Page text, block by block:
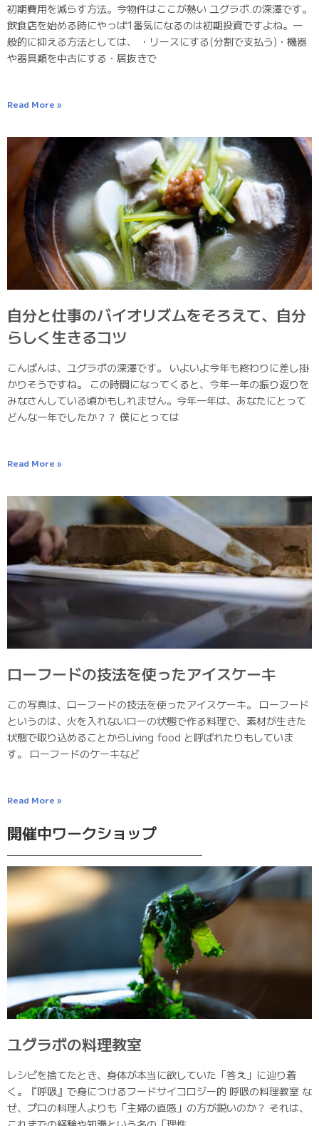
初期費用を減らす方法。今物件はここが熱い ユグラボ.の深澤です。
飲食店を始める時にやっぱ1番気になるのは初期投資ですよね。一
般的に抑える方法としては、 ・リースにする(分割で支払う)・機器
や器具類を中古にする・居抜きで
Read More »
自分と仕事のバイオリズムをそろえて、自分
らしく生きるコツ
こんばんは、ユグラボの深澤です。 いよいよ今年も終わりに差し掛
かりそうですね。 この時間になってくると、今年一年の振り返りを
みなさんしている頃かもしれません。今年一年は、あなたにとって
どんな一年でしたか？？ 僕にとっては
Read More »
ローフードの技法を使ったアイスケーキ
この写真は、ローフードの技法を使ったアイスケーキ。 ローフード
というのは、火を入れないローの状態で作る料理で、素材が生きた
状態で取り込めることからLiving food と呼ばれたりもしていま
す。 ローフードのケーキなど
Read More »
開催中ワークショップ
ユグラボの料理教室
レシピを捨てたとき、身体が本当に欲していた「答え」に辿り着
く。『呼吸』で身につけるフードサイコロジー的 呼吸の料理教室 な
ぜ、プロの料理人よりも「主婦の直感」の方が鋭いのか？ それは、